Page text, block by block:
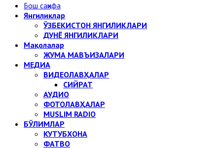
Бош саҳифа
Янгиликлар
ЎЗБЕКИСТОН ЯНГИЛИКЛАРИ
ДУНЁ ЯНГИЛИКЛАРИ
Мақолалар
ЖУМА МАВЪИЗАЛАРИ
МЕДИА
ВИДЕОЛАВҲАЛАР
СИЙРАТ
АУДИО
ФОТОЛАВҲАЛАР
MUSLIM RADIO
БЎЛИМЛАР
КУТУБХОНА
ФАТВО